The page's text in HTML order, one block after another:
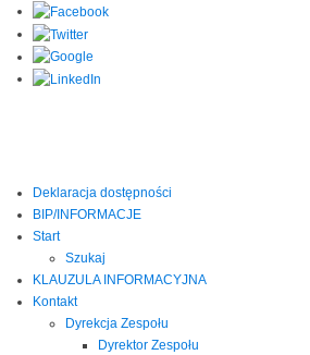
Deklaracja dostępności
BIP/INFORMACJE
Start
Szukaj
KLAUZULA INFORMACYJNA
Kontakt
Dyrekcja Zespołu
Dyrektor Zespołu